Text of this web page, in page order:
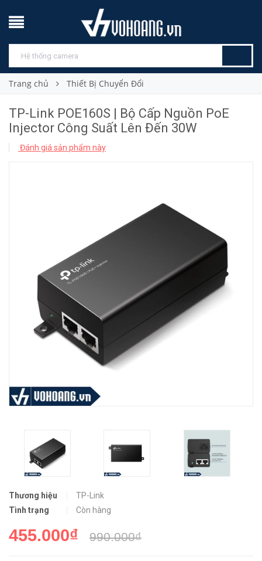
Trang chủ Thiết Bị Chuyển Đổi
TP-Link POE160S | Bộ Cấp Nguồn PoE
Injector Công Suất Lên Đến 30W
Đánh giá sản phẩm này
Thương hiệu
TP-Link
Tình trạng
Còn hàng
455.000₫ 990.000₫